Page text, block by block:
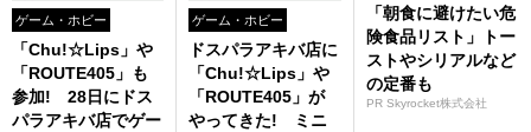
ゲーム・ホビー
「Chu!☆Lips」や
「ROUTE405」も
参加! 28日にドス
パラアキバ店でゲー
ゲーム・ホビー
ドスパラアキバ店に
「Chu!☆Lips」や
「ROUTE405」が
やってきた! ミニ
「朝食に避けたい危
険食品リスト」トー
ストやシリアルなど
の定番も
PR Skyrocket株式会社